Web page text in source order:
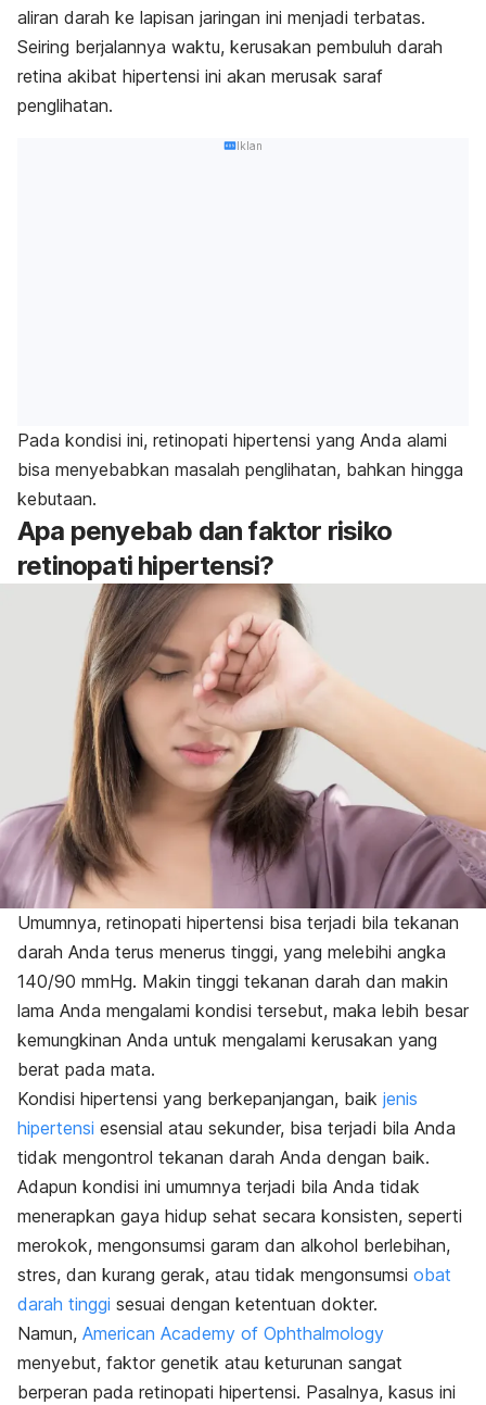
aliran darah ke lapisan jaringan ini menjadi terbatas.
Seiring berjalannya waktu, kerusakan pembuluh darah
retina akibat hipertensi ini akan merusak saraf
penglihatan.
Iklan
Pada kondisi ini, retinopati hipertensi yang Anda alami
bisa menyebabkan masalah penglihatan, bahkan hingga
kebutaan.
Apa penyebab dan faktor risiko
retinopati hipertensi?
Umumnya, retinopati hipertensi bisa terjadi bila tekanan
darah Anda terus menerus tinggi, yang melebihi angka
140/90 mmHg. Makin tinggi tekanan darah dan makin
lama Anda mengalami kondisi tersebut, maka lebih besar
kemungkinan Anda untuk mengalami kerusakan yang
berat pada mata.
Kondisi hipertensi yang berkepanjangan, baik jenis
hipertensi esensial atau sekunder, bisa terjadi bila Anda
tidak mengontrol tekanan darah Anda dengan baik.
Adapun kondisi ini umumnya terjadi bila Anda tidak
menerapkan gaya hidup sehat secara konsisten, seperti
merokok, mengonsumsi garam dan alkohol berlebihan,
stres, dan kurang gerak, atau tidak mengonsumsi obat
darah tinggi sesuai dengan ketentuan dokter.
Namun, American Academy of Ophthalmology
menyebut, faktor genetik atau keturunan sangat
berperan pada retinopati hipertensi. Pasalnya, kasus ini